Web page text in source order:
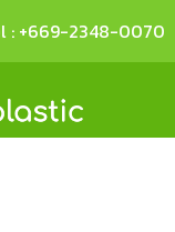
: +669-2348-0070